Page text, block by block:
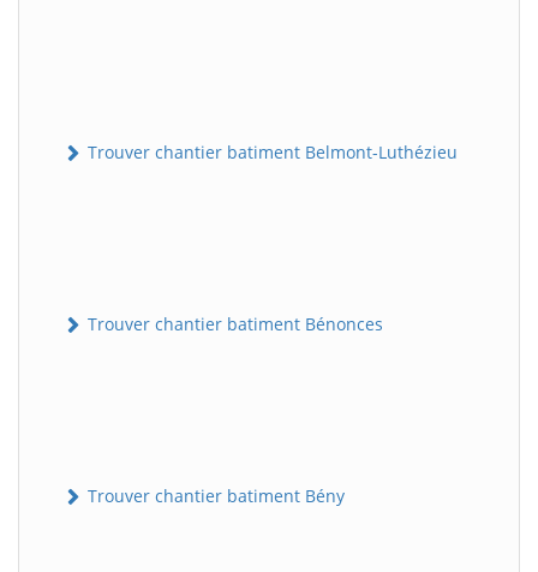
Trouver chantier batiment Belmont-Luthézieu
Trouver chantier batiment Bénonces
Trouver chantier batiment Bény